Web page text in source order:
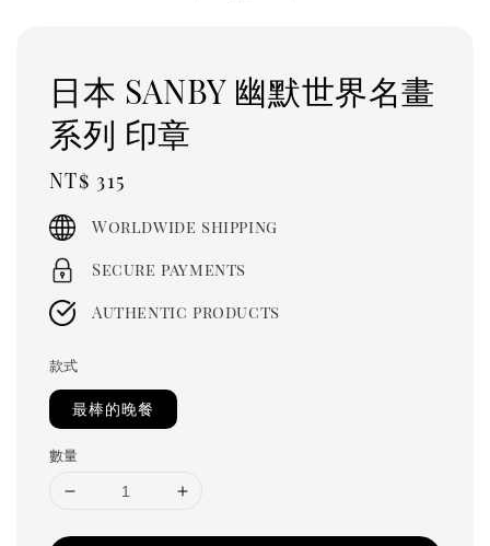
日本 SANBY 幽默世界名畫
系列 印章
Regular
price
NT$ 315
Worldwide shipping
Secure payments
Authentic products
款式
最棒的晚餐
數量